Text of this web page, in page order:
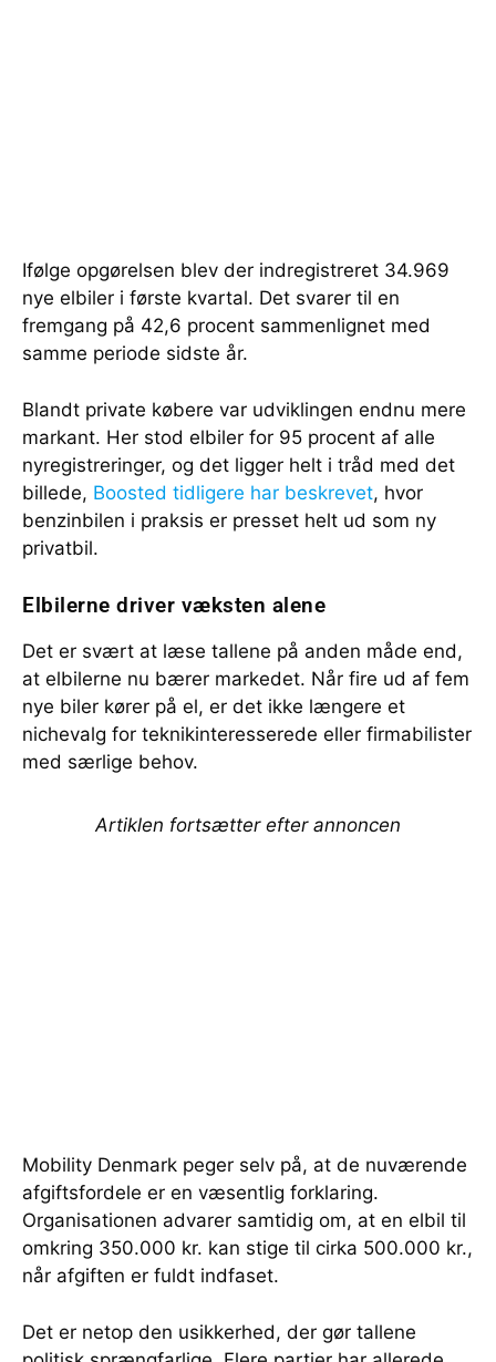
Ifølge opgørelsen blev der indregistreret 34.969
nye elbiler i første kvartal. Det svarer til en
fremgang på 42,6 procent sammenlignet med
samme periode sidste år.
Blandt private købere var udviklingen endnu mere
markant. Her stod elbiler for 95 procent af alle
nyregistreringer, og det ligger helt i tråd med det
billede, Boosted tidligere har beskrevet, hvor
benzinbilen i praksis er presset helt ud som ny
privatbil.
Elbilerne driver væksten alene
Det er svært at læse tallene på anden måde end,
at elbilerne nu bærer markedet. Når fire ud af fem
nye biler kører på el, er det ikke længere et
nichevalg for teknikinteresserede eller firmabilister
med særlige behov.
Artiklen fortsætter efter annoncen
Mobility Denmark peger selv på, at de nuværende
afgiftsfordele er en væsentlig forklaring.
Organisationen advarer samtidig om, at en elbil til
omkring 350.000 kr. kan stige til cirka 500.000 kr.,
når afgiften er fuldt indfaset.
Det er netop den usikkerhed, der gør tallene